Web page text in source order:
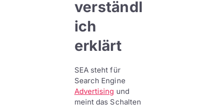
verständl
ich
erklärt
SEA steht für
Search Engine
Advertising und
meint das Schalten